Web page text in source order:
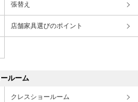
張替え
店舗家具選びのポイント
ルーム
クレスショールーム